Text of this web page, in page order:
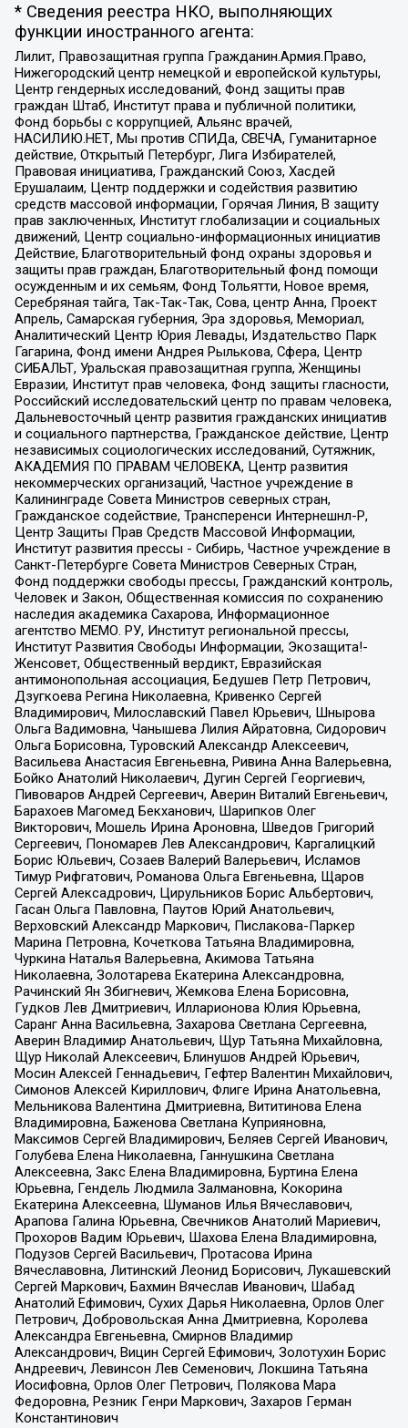
* Сведения реестра НКО, выполняющих
функции иностранного агента:
Лилит, Правозащитная группа Гражданин.Армия.Право,
Нижегородский центр немецкой и европейской культуры,
Центр гендерных исследований, Фонд защиты прав
граждан Штаб, Институт права и публичной политики,
Фонд борьбы с коррупцией, Альянс врачей,
НАСИЛИЮ.НЕТ, Мы против СПИДа, СВЕЧА, Гуманитарное
действие, Открытый Петербург, Лига Избирателей,
Правовая инициатива, Гражданский Союз, Хасдей
Ерушалаим, Центр поддержки и содействия развитию
средств массовой информации, Горячая Линия, В защиту
прав заключенных, Институт глобализации и социальных
движений, Центр социально-информационных инициатив
Действие, Благотворительный фонд охраны здоровья и
защиты прав граждан, Благотворительный фонд помощи
осужденным и их семьям, Фонд Тольятти, Новое время,
Серебряная тайга, Так-Так-Так, Сова, центр Анна, Проект
Апрель, Самарская губерния, Эра здоровья, Мемориал,
Аналитический Центр Юрия Левады, Издательство Парк
Гагарина, Фонд имени Андрея Рылькова, Сфера, Центр
СИБАЛЬТ, Уральская правозащитная группа, Женщины
Евразии, Институт прав человека, Фонд защиты гласности,
Российский исследовательский центр по правам человека,
Дальневосточный центр развития гражданских инициатив
и социального партнерства, Гражданское действие, Центр
независимых социологических исследований, Сутяжник,
АКАДЕМИЯ ПО ПРАВАМ ЧЕЛОВЕКА, Центр развития
некоммерческих организаций, Частное учреждение в
Калининграде Совета Министров северных стран,
Гражданское содействие, Трансперенси Интернешнл-Р,
Центр Защиты Прав Средств Массовой Информации,
Институт развития прессы - Сибирь, Частное учреждение в
Санкт-Петербурге Совета Министров Северных Стран,
Фонд поддержки свободы прессы, Гражданский контроль,
Человек и Закон, Общественная комиссия по сохранению
наследия академика Сахарова, Информационное
агентство МЕМО. РУ, Институт региональной прессы,
Институт Развития Свободы Информации, Экозащита!-
Женсовет, Общественный вердикт, Евразийская
антимонопольная ассоциация, Бедушев Петр Петрович,
Дзугкоева Регина Николаевна, Кривенко Сергей
Владимирович, Милославский Павел Юрьевич, Шнырова
Ольга Вадимовна, Чанышева Лилия Айратовна, Сидорович
Ольга Борисовна, Туровский Александр Алексеевич,
Васильева Анастасия Евгеньевна, Ривина Анна Валерьевна,
Бойко Анатолий Николаевич, Дугин Сергей Георгиевич,
Пивоваров Андрей Сергеевич, Аверин Виталий Евгеньевич,
Барахоев Магомед Бекханович, Шарипков Олег
Викторович, Мошель Ирина Ароновна, Шведов Григорий
Сергеевич, Пономарев Лев Александрович, Каргалицкий
Борис Юльевич, Созаев Валерий Валерьевич, Исламов
Тимур Рифгатович, Романова Ольга Евгеньевна, Щаров
Сергей Алексадрович, Цирульников Борис Альбертович,
Гасан Ольга Павловна, Паутов Юрий Анатольевич,
Верховский Александр Маркович, Пислакова-Паркер
Марина Петровна, Кочеткова Татьяна Владимировна,
Чуркина Наталья Валерьевна, Акимова Татьяна
Николаевна, Золотарева Екатерина Александровна,
Рачинский Ян Збигневич, Жемкова Елена Борисовна,
Гудков Лев Дмитриевич, Илларионова Юлия Юрьевна,
Саранг Анна Васильевна, Захарова Светлана Сергеевна,
Аверин Владимир Анатольевич, Щур Татьяна Михайловна,
Щур Николай Алексеевич, Блинушов Андрей Юрьевич,
Мосин Алексей Геннадьевич, Гефтер Валентин Михайлович,
Симонов Алексей Кириллович, Флиге Ирина Анатольевна,
Мельникова Валентина Дмитриевна, Вититинова Елена
Владимировна, Баженова Светлана Куприяновна,
Максимов Сергей Владимирович, Беляев Сергей Иванович,
Голубева Елена Николаевна, Ганнушкина Светлана
Алексеевна, Закс Елена Владимировна, Буртина Елена
Юрьевна, Гендель Людмила Залмановна, Кокорина
Екатерина Алексеевна, Шуманов Илья Вячеславович,
Арапова Галина Юрьевна, Свечников Анатолий Мариевич,
Прохоров Вадим Юрьевич, Шахова Елена Владимировна,
Подузов Сергей Васильевич, Протасова Ирина
Вячеславовна, Литинский Леонид Борисович, Лукашевский
Сергей Маркович, Бахмин Вячеслав Иванович, Шабад
Анатолий Ефимович, Сухих Дарья Николаевна, Орлов Олег
Петрович, Добровольская Анна Дмитриевна, Королева
Александра Евгеньевна, Смирнов Владимир
Александрович, Вицин Сергей Ефимович, Золотухин Борис
Андреевич, Левинсон Лев Семенович, Локшина Татьяна
Иосифовна, Орлов Олег Петрович, Полякова Мара
Федоровна, Резник Генри Маркович, Захаров Герман
Константинович